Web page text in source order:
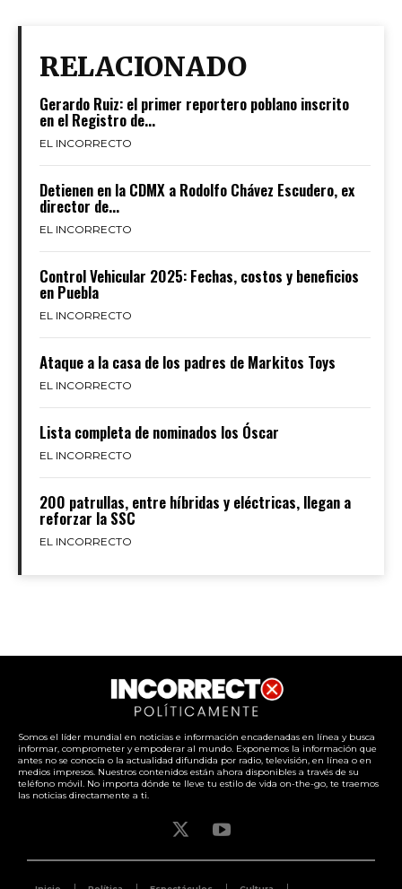
RELACIONADO
Gerardo Ruiz: el primer reportero poblano inscrito
en el Registro de...
EL INCORRECTO
Detienen en la CDMX a Rodolfo Chávez Escudero, ex
director de...
EL INCORRECTO
Control Vehicular 2025: Fechas, costos y beneficios
en Puebla
EL INCORRECTO
Ataque a la casa de los padres de Markitos Toys
EL INCORRECTO
Lista completa de nominados los Óscar
EL INCORRECTO
200 patrullas, entre híbridas y eléctricas, llegan a
reforzar la SSC
EL INCORRECTO
Somos el líder mundial en noticias e información encadenadas en línea y busca
informar, comprometer y empoderar al mundo. Exponemos la información que
antes no se conocía o la actualidad difundida por radio, televisión, en línea o en
medios impresos. Nuestros contenidos están ahora disponibles a través de su
teléfono móvil. No importa dónde te lleve tu estilo de vida on-the-go, te traemos
las noticias directamente a ti.